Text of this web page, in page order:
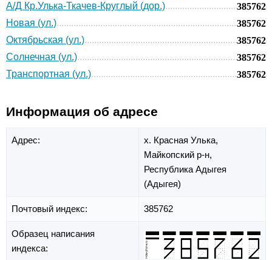
А/Д Кр.Улька-Ткачев-Круглый (дор.)
385762
Новая (ул.)
385762
Октябрьская (ул.)
385762
Солнечная (ул.)
385762
Транспортная (ул.)
385762
Информация об адресе
Адрес:
х. Красная Улька,
Майкопский р-н,
Республика Адыгея
(Адыгея)
Почтовый индекс: 385762
Образец написания
индекса: